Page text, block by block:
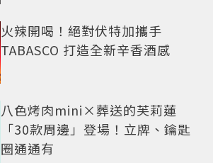
火辣開喝！絕對伏特加攜手
TABASCO 打造全新辛香酒感
八色烤肉mini×葬送的芙莉蓮
「30款周邊」登場！立牌、鑰匙
圈通通有